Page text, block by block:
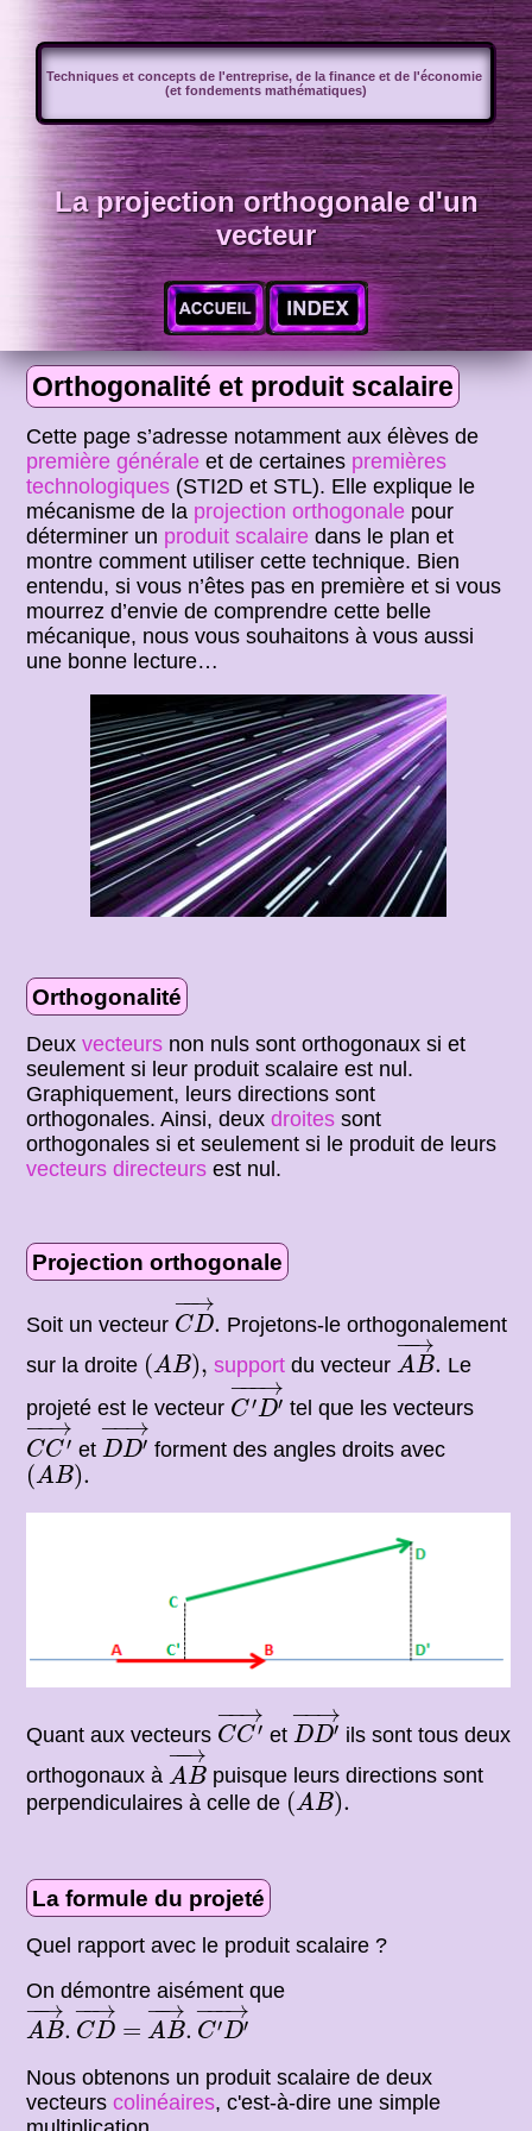
Techniques et concepts de l'entreprise, de la finance et de l'économie
(et fondements mathématiques)
La projection orthogonale d'un
vecteur
Orthogonalité et produit scalaire
Cette page s’adresse notamment aux élèves de
première générale et de certaines premières
technologiques (STI2D et STL). Elle explique le
mécanisme de la projection orthogonale pour
déterminer un produit scalaire dans le plan et
montre comment utiliser cette technique. Bien
entendu, si vous n’êtes pas en première et si vous
mourrez d’envie de comprendre cette belle
mécanique, nous vous souhaitons à vous aussi
une bonne lecture…
Orthogonalité
Deuxvecteurs non nuls sont orthogonaux si et
seulement si leur produit scalaire est nul.
Graphiquement, leurs directions sont
orthogonales. Ainsi, deuxdroites sont
orthogonales si et seulement si le produit de leurs
vecteurs directeurs est nul.
Projection orthogonale
Soit un vecteur
−
−→
CD.
CD→
Projetons-le orthogonalement
sur la droite (AB),
( A B), support du vecteur
−
−→
AB.
AB→.
Le
projeté est le vecteur
−−−→
C′D′
C′D′→
tel que les vecteurs
−
−→
CC′
CC′→
et
−−→
DD′
DD′→
forment des angles droits avec
(AB).
(AB).
Quant aux vecteurs
−
−→
CC′
CC′→
et
−−→
DD′
DD′→
ils sont tous deux
orthogonaux à
−
−→
AB
AB→
puisque leurs directions sont
perpendiculaires à celle de (AB).
(AB).
La formule du projeté
Quel rapport avec le produit scalaire ?
On démontre aisément que
−
−→
AB.
−
−→
CD =
−
−→
AB.
−−−→
C′D′
AB→.CD→=AB→.C′D′→
Nous obtenons un produit scalaire de deux
vecteurscolinéaires, c'est-à-dire une simple